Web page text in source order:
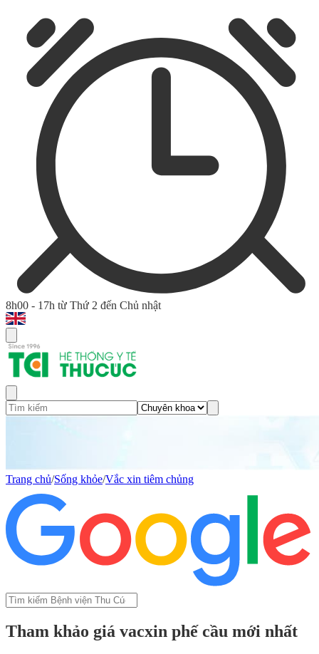
8h00 - 17h từ Thứ 2 đến Chủ nhật
Trang chủ/Sống khỏe/Vắc xin tiêm chủng
Tham khảo giá vacxin phế cầu mới nhất